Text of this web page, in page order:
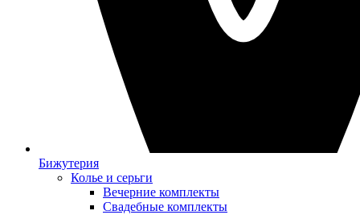
Бижутерия
Колье и серьги
Вечерние комплекты
Свадебные комплекты